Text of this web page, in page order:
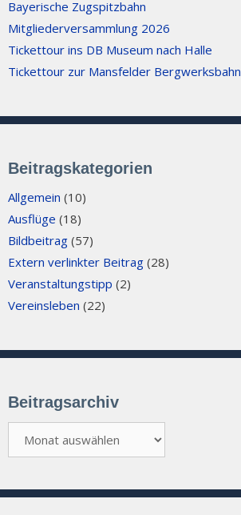
Bayerische Zugspitzbahn
Mitgliederversammlung 2026
Tickettour ins DB Museum nach Halle
Tickettour zur Mansfelder Bergwerksbahn
Beitragskategorien
Allgemein (10)
Ausflüge (18)
Bildbeitrag (57)
Extern verlinkter Beitrag (28)
Veranstaltungstipp (2)
Vereinsleben (22)
Beitragsarchiv